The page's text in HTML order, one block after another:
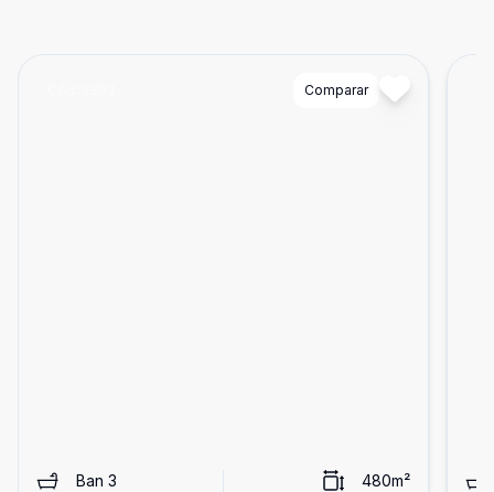
Comparar
Ban 3 480m²